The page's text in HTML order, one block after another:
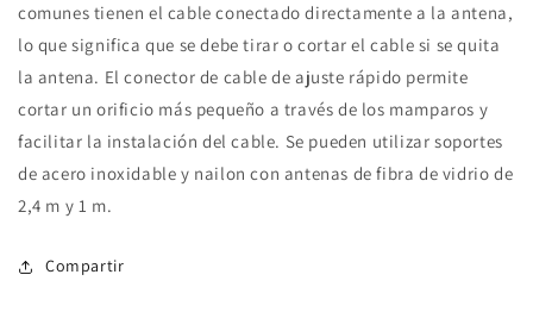
comunes tienen el cable conectado directamente a la antena,
lo que significa que se debe tirar o cortar el cable si se quita
la antena. El conector de cable de ajuste rápido permite
cortar un orificio más pequeño a través de los mamparos y
facilitar la instalación del cable. Se pueden utilizar soportes
de acero inoxidable y nailon con antenas de fibra de vidrio de
2,4 m y 1 m.
Compartir